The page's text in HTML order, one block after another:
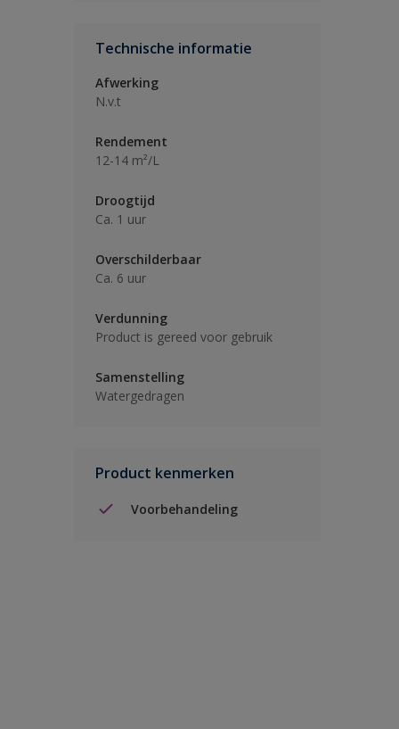
Technische informatie
Afwerking
N.v.t
Rendement
12-14 m²/L
Droogtijd
Ca. 1 uur
Overschilderbaar
Ca. 6 uur
Verdunning
Product is gereed voor gebruik
Samenstelling
Watergedragen
Product kenmerken
Voorbehandeling